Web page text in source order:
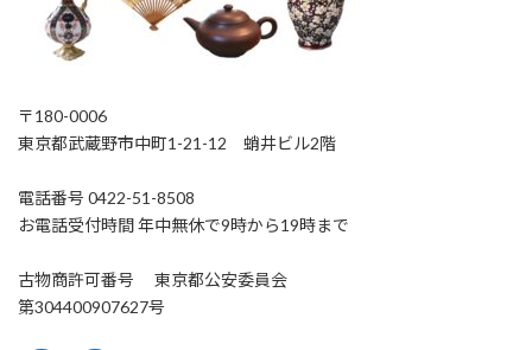
〒180-0006
東京都武蔵野市中町1-21-12 蛸井ビル2階
電話番号 0422-51-8508
お電話受付時間 年中無休で9時から19時まで
古物商許可番号 東京都公安委員会
第304400907627号